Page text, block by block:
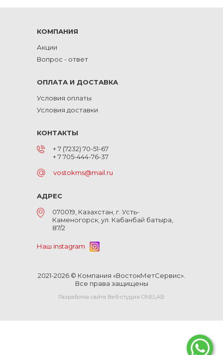
КОМПАНИЯ
Акции
Вопрос - ответ
ОПЛАТА И ДОСТАВКА
Условия оплаты
Условия доставки
КОНТАКТЫ
+ 7 (7232) 70-51-67
+ 7 705-444-76-37
vostokms@mail.ru
АДРЕС
070019, Казахстан, г. Усть-
Каменогорск, ул. Кабанбай батыра,
87/2
Наш instagram
2021-2026 © Компания «ВостокМетСервис».
Все права защищены
Разработка сайта Веб-студия ONELAB